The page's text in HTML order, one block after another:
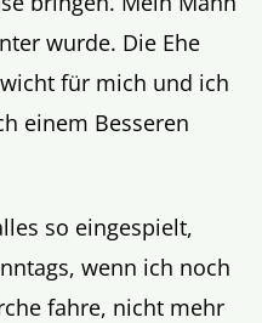
wurde. Die Ehe
für mich und ich
einem Besseren
so eingespielt,
wenn ich noch
fahre, nicht mehr